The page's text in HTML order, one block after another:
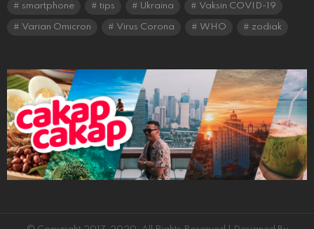
smartphone tips Ukraina Vaksin COVID-19
Varian Omicron Virus Corona WHO zodiak